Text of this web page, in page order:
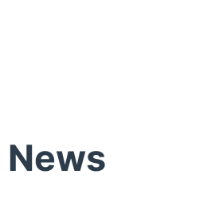
News